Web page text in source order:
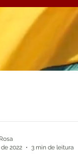
2022
3 min de leitura